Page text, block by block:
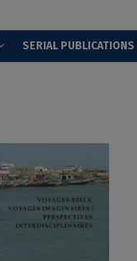
SERIAL PUBLICATIONS